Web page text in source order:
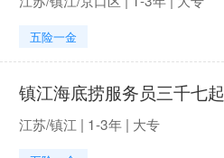
五险一金
镇江海底捞服务员三千七起
江苏/镇江 | 1-3年 | 大专